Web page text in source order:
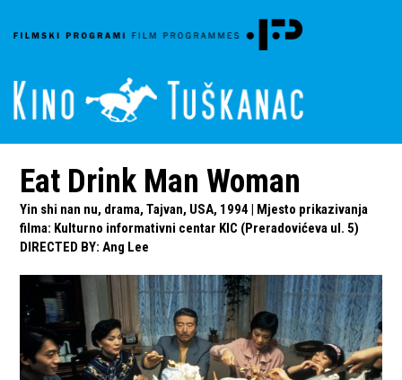
Eat Drink Man Woman
Yin shi nan nu, drama, Tajvan, USA, 1994 | Mjesto prikazivanja
filma: Kulturno informativni centar KIC (Preradovićeva ul. 5)
DIRECTED BY: Ang Lee